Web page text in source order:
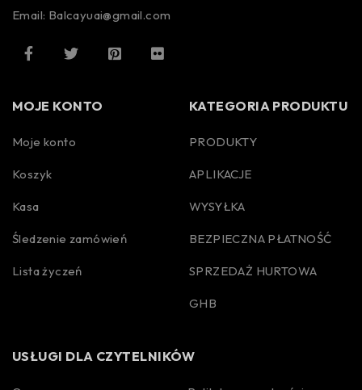
Email: Balcayuai@gmail.com
MOJE KONTO
Moje konto
Koszyk
Kasa
Śledzenie zamówień
Lista życzeń
KATEGORIA PRODUKTU
PRODUKTY
APLIKACJE
WYSYŁKA
BEZPIECZNA PŁATNOŚĆ
SPRZEDAŻ HURTOWA
GHB
USŁUGI DLA CZYTELNIKÓW